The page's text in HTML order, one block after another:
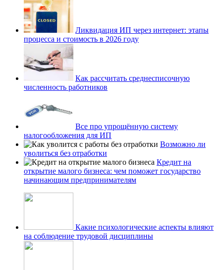
Ликвидация ИП через интернет: этапы
процесса и стоимость в 2026 году
Как рассчитать среднесписочную
численность работников
Все про упрощённую систему
налогообложения для ИП
Возможно ли
уволиться без отработки
Кредит на
открытие малого бизнеса: чем поможет государство
начинающим предпринимателям
Какие психологические аспекты влияют
на соблюдение трудовой дисциплины